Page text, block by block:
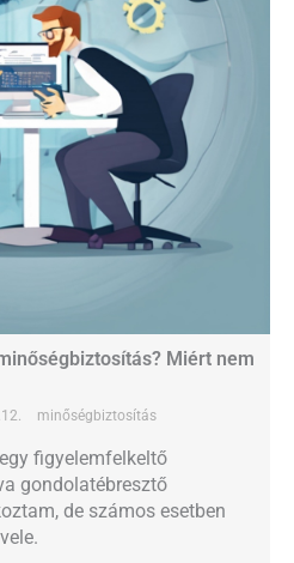
Miért nem
minőségbiztosítás
figyelemfelkeltő
gondolatébresztő
de számos esetben